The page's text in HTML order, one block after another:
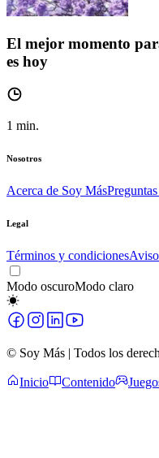
El mejor momento
es hoy
1 min.
Nosotros
Acerca de Soy Más
Legal
Términos y condiciones
Modo oscuroModo claro
© Soy Más | Todos los
Inicio Contenido